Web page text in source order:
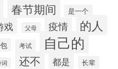
春节期间 是一个
戏 父母 疫情 的人
考试 自己的
词 还不 都是 长辈